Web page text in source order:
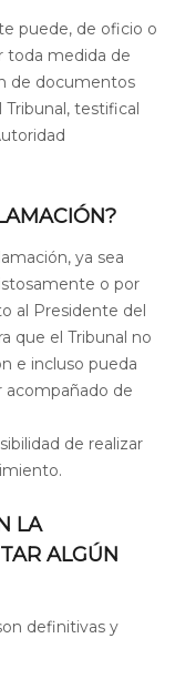
puede, de oficio o
toda medida de
de documentos
testifical
ya sea
o por
al Presidente del
que el Tribunal no
e incluso pueda
acompañado de
de realizar
LA
ALGÚN
definitivas y